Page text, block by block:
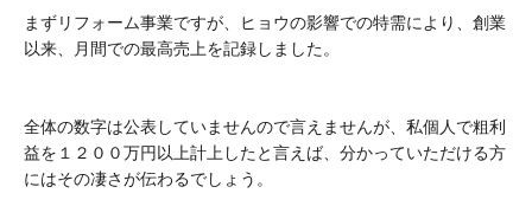
まずリフォーム事業ですが、ヒョウの影響での特需により、創業
以来、月間での最高売上を記録しました。
全体の数字は公表していませんので言えませんが、私個人で粗利
益を１２００万円以上計上したと言えば、分かっていただける方
にはその凄さが伝わるでしょう。